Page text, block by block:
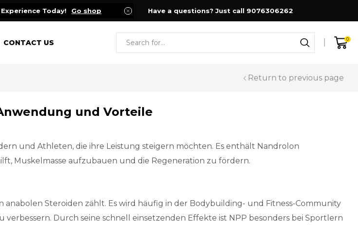
Today! Go shop Have a questions? Just call 9076306262
CONTACT US 0
Return to previous page
und Vorteile
und Athleten, die ihre Leistung steigern möchten. Es enthält Nandrolon
Muskelmasse aufzubauen und die Regeneration zu fördern.
Steroiden zählt. Es wird häufig in der Bodybuilding- und Fitness-Community
Durch seine schnell einsetzenden Effekte ist NPP besonders bei Sportlern